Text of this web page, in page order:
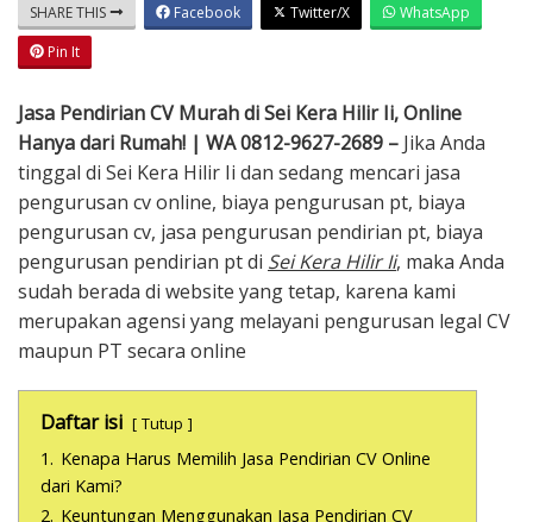
SHARE THIS Facebook Twitter/X
WhatsApp
Pin It
Jasa Pendirian CV Murah di Sei Kera Hilir Ii, Online
Hanya dari Rumah! | WA 0812-9627-2689 – Jika Anda
tinggal di Sei Kera Hilir Ii dan sedang mencari jasa
pengurusan cv online, biaya pengurusan pt, biaya
pengurusan cv, jasa pengurusan pendirian pt, biaya
pengurusan pendirian pt di Sei Kera Hilir Ii, maka Anda
sudah berada di website yang tetap, karena kami
merupakan agensi yang melayani pengurusan legal CV
maupun PT secara online
Daftar isi Tutup
1. Kenapa Harus Memilih Jasa Pendirian CV Online
dari Kami?
2. Keuntungan Menggunakan Jasa Pendirian CV